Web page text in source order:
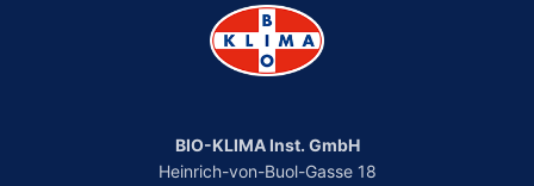
BIO-KLIMA Inst. GmbH
Heinrich-von-Buol-Gasse 18